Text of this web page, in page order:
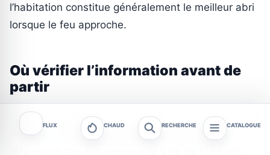
l’habitation constitue généralement le meilleur abri
lorsque le feu approche.
Où vérifier l’information avant de
partir
Avant tout déplacement vers un massif, les usagers
doivent consulter les supports officiels du jour. Les
FLUX CHAUD RECHERCHE CATALOGUE